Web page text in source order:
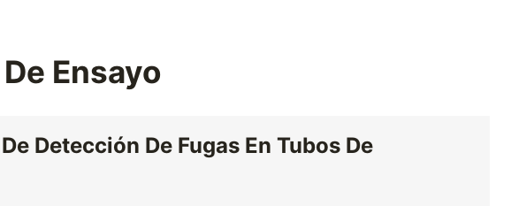
Ensayo
Detección De Fugas En Tubos De